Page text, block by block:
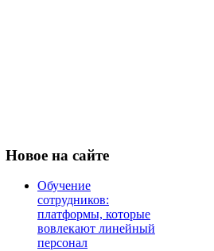
Новое на сайте
Обучение
сотрудников:
платформы, которые
вовлекают линейный
персонал